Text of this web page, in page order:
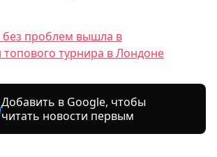
проблем вышла в
турнира в Лондоне
Добавить в Google, чтобы
читать новости первым